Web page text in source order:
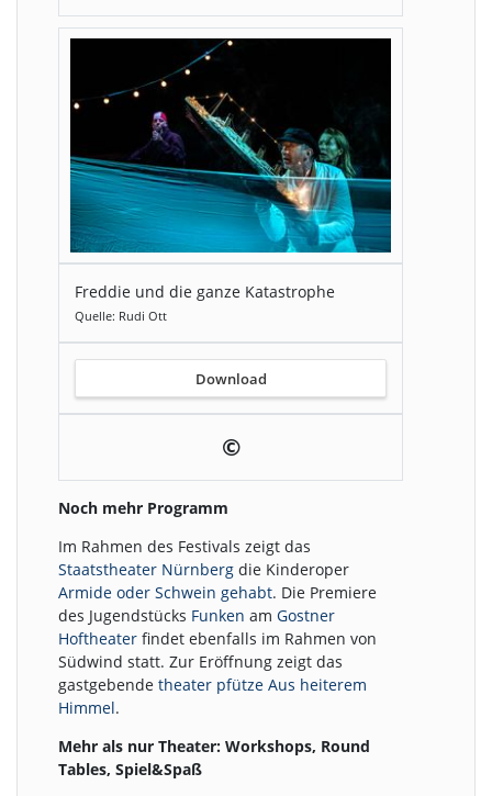
Freddie und die ganze Katastrophe
Quelle: Rudi Ott
Download
©
Noch mehr Programm
Im Rahmen des Festivals zeigt das
Staatstheater Nürnberg die Kinderoper
Armide oder Schwein gehabt. Die Premiere
des Jugendstücks Funken amGostner
Hoftheater findet ebenfalls im Rahmen von
Südwind statt. Zur Eröffnung zeigt das
gastgebendetheater pfütze Aus heiterem
Himmel.
Mehr als nur Theater: Workshops, Round
Tables, Spiel&Spaß